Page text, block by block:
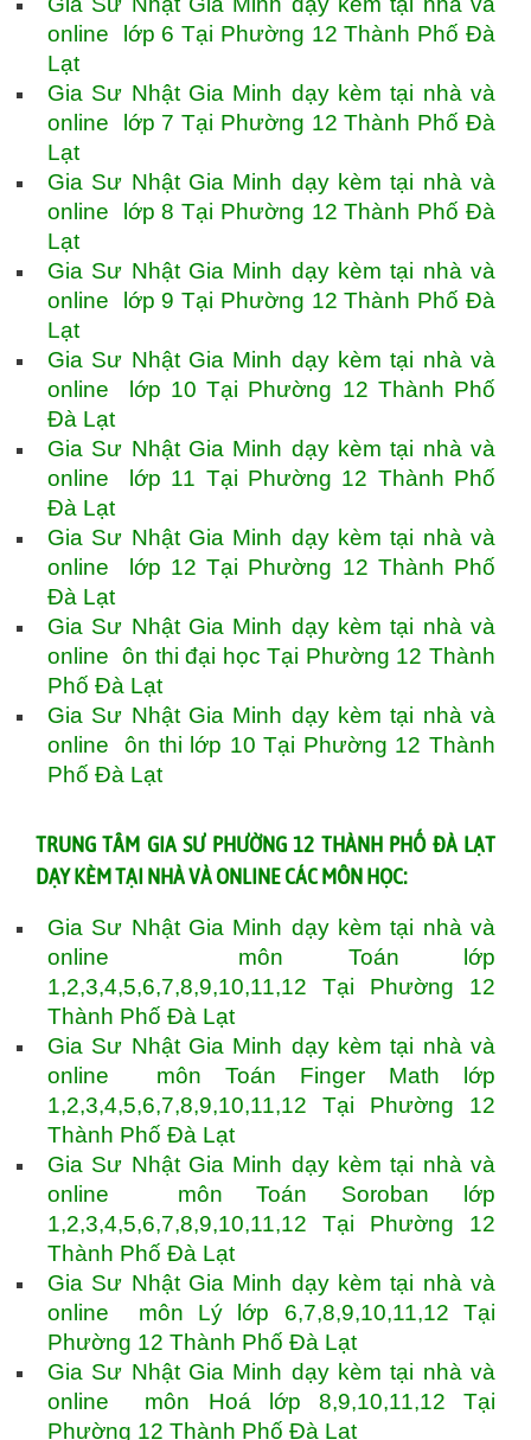
online lớp 6 Tại Phường 12 Thành Phố Đà
Lạt
Gia Sư Nhật Gia Minh dạy kèm tại nhà và
online lớp 7 Tại Phường 12 Thành Phố Đà
Lạt
Gia Sư Nhật Gia Minh dạy kèm tại nhà và
online lớp 8 Tại Phường 12 Thành Phố Đà
Lạt
Gia Sư Nhật Gia Minh dạy kèm tại nhà và
online lớp 9 Tại Phường 12 Thành Phố Đà
Lạt
Gia Sư Nhật Gia Minh dạy kèm tại nhà và
online lớp 10 Tại Phường 12 Thành Phố
Đà Lạt
Gia Sư Nhật Gia Minh dạy kèm tại nhà và
online lớp 11 Tại Phường 12 Thành Phố
Đà Lạt
Gia Sư Nhật Gia Minh dạy kèm tại nhà và
online lớp 12 Tại Phường 12 Thành Phố
Đà Lạt
Gia Sư Nhật Gia Minh dạy kèm tại nhà và
online ôn thi đại học Tại Phường 12 Thành
Phố Đà Lạt
Gia Sư Nhật Gia Minh dạy kèm tại nhà và
online ôn thi lớp 10 Tại Phường 12 Thành
Phố Đà Lạt
TRUNG TÂM GIA SƯ PHƯỜNG 12 THÀNH PHỐ ĐÀ LẠT
DẠY KÈM TẠI NHÀ VÀ ONLINE CÁC MÔN HỌC:
Gia Sư Nhật Gia Minh dạy kèm tại nhà và
online môn Toán lớp
1,2,3,4,5,6,7,8,9,10,11,12 Tại Phường 12
Thành Phố Đà Lạt
Gia Sư Nhật Gia Minh dạy kèm tại nhà và
online môn Toán Finger Math lớp
1,2,3,4,5,6,7,8,9,10,11,12 Tại Phường 12
Thành Phố Đà Lạt
Gia Sư Nhật Gia Minh dạy kèm tại nhà và
online môn Toán Soroban lớp
1,2,3,4,5,6,7,8,9,10,11,12 Tại Phường 12
Thành Phố Đà Lạt
Gia Sư Nhật Gia Minh dạy kèm tại nhà và
online môn Lý lớp 6,7,8,9,10,11,12 Tại
Phường 12 Thành Phố Đà Lạt
Gia Sư Nhật Gia Minh dạy kèm tại nhà và
online môn Hoá lớp 8,9,10,11,12 Tại
Phường 12 Thành Phố Đà Lạt